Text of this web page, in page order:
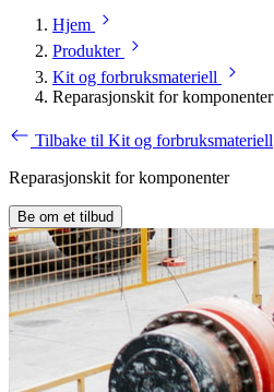
Hjem
Produkter
Kit og forbruksmateriell
Reparasjonskit for komponenter
Tilbake til Kit og forbruksmateriell
Reparasjonskit for komponenter
Be om et tilbud